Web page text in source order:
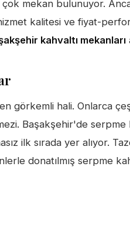
mekan bulunuyor.
kalitesi ve fiyat-
kahvaltı mekanları
görkemli hali. Onlarca
Başakşehir'de
ilk sırada yer alıyor.
donatılmış serpme